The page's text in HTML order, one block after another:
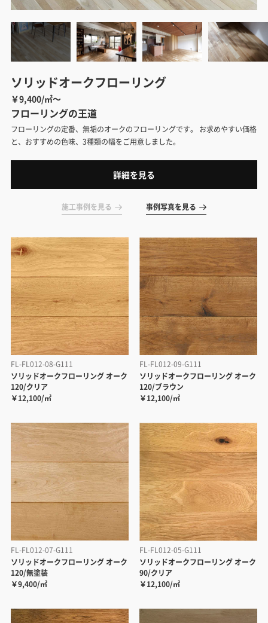
ソリッドオークフローリング
￥9,400/㎡～
フローリングの王道
フローリングの定番、無垢のオークのフローリングです。 お求めやすい価格
と、おすすめの色味、3種類の幅をご用意しました。
詳細を見る
施工事例を見る 事例写真を見る
FL-FL012-08-G111
ソリッドオークフローリング オーク
120/クリア
￥12,100/㎡
FL-FL012-09-G111
ソリッドオークフローリング オーク
120/ブラウン
￥12,100/㎡
FL-FL012-07-G111
ソリッドオークフローリング オーク
120/無塗装
￥9,400/㎡
FL-FL012-05-G111
ソリッドオークフローリング オーク
90/クリア
￥12,100/㎡